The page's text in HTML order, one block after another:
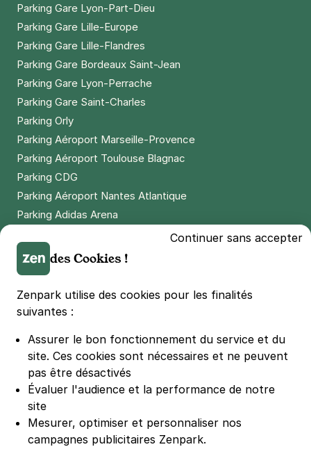
Paris - Vaugirard - Falguière
25 rue André Gide
3 €/heure,23 €/jour,74 €/semaine
Réserver
+ Abonnements disponibles
Cimetière de Vaugirard
75015
3 €/heure, 24 €/jour,96 €/semaine
Réserver
+ Abonnements disponibles
Parking Gare Lyon-Part-Dieu
Parking Gare Lille-Europe
Parking Gare Lille-Flandres
Parking Gare Bordeaux Saint-Jean
Parking Gare Lyon-Perrache
Parking Gare Saint-Charles
Parking Orly
Parking Aéroport Marseille-Provence
Parking Aéroport Toulouse Blagnac
Parking CDG
Parking Aéroport Nantes Atlantique
Parking Adidas Arena
Parking LDLC Arena
Parking Stade Pierre Mauroy
Parking Groupama Stadium
Parking Vélodrome
Parking Bercy
Parking La Défense Arena
Parking Les 4 temps
Parking Nation
Parking Porte de Versailles
Parking Lille Grand Palais
Continuer sans accepter
des Cookies !
Zenpark utilise des cookies pour les finalités
suivantes :
Assurer le bon fonctionnement du service et du
site. Ces cookies sont nécessaires et ne peuvent
pas être désactivés
Évaluer l'audience et la performance de notre
site
Mesurer, optimiser et personnaliser nos
campagnes publicitaires Zenpark.